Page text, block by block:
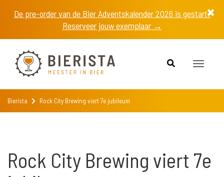
De pre-order van de Bier Adventskalender 2026 is gestart!
Reserveer jouw exemplaar →
Toggle
Bierista Rock City Brewing viert 7e jubileum
Rock City Brewing viert 7e